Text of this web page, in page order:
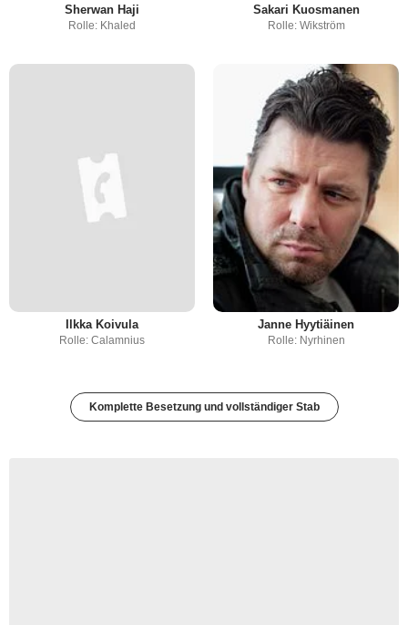
Sherwan Haji
Rolle: Khaled
Sakari Kuosmanen
Rolle: Wikström
Ilkka Koivula
Rolle: Calamnius
Janne Hyytiäinen
Rolle: Nyrhinen
Komplette Besetzung und vollständiger Stab